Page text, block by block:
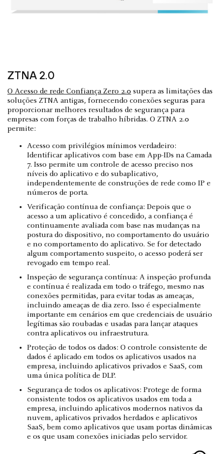
ZTNA 2.0
O Acesso de rede Confiança Zero 2.0 supera as limitações das
soluções ZTNA antigas, fornecendo conexões seguras para
proporcionar melhores resultados de segurança para
empresas com forças de trabalho híbridas. O ZTNA 2.0
permite:
Acesso com privilégios mínimos verdadeiro:
Identificar aplicativos com base em App-IDs na Camada
7. Isso permite um controle de acesso preciso nos
níveis do aplicativo e do subaplicativo,
independentemente de construções de rede como IP e
números de porta.
Verificação contínua de confiança: Depois que o
acesso a um aplicativo é concedido, a confiança é
continuamente avaliada com base nas mudanças na
postura do dispositivo, no comportamento do usuário
e no comportamento do aplicativo. Se for detectado
algum comportamento suspeito, o acesso poderá ser
revogado em tempo real.
Inspeção de segurança contínua: A inspeção profunda
e contínua é realizada em todo o tráfego, mesmo nas
conexões permitidas, para evitar todas as ameaças,
incluindo ameaças de dia zero. Isso é especialmente
importante em cenários em que credenciais de usuário
legítimas são roubadas e usadas para lançar ataques
contra aplicativos ou infraestrutura.
Proteção de todos os dados: O controle consistente de
dados é aplicado em todos os aplicativos usados na
empresa, incluindo aplicativos privados e SaaS, com
uma única política de DLP.
Segurança de todos os aplicativos: Protege de forma
consistente todos os aplicativos usados em toda a
empresa, incluindo aplicativos modernos nativos da
nuvem, aplicativos privados herdados e aplicativos
SaaS, bem como aplicativos que usam portas dinâmicas
e os que usam conexões iniciadas pelo servidor.